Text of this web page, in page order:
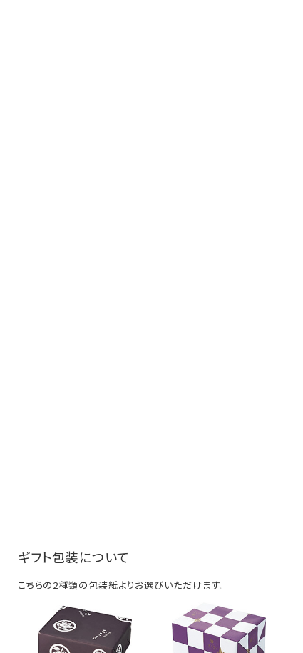
ギフト包装について
こちらの2種類の包装紙よりお選びいただけます。